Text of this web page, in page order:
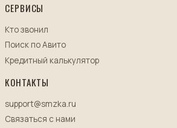
СЕРВИСЫ
Кто звонил
Поиск по Авито
Кредитный калькулятор
КОНТАКТЫ
support@smzka.ru
Связаться с нами